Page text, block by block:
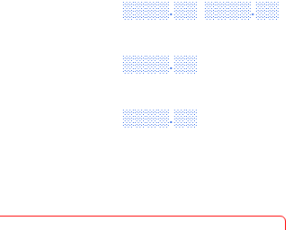
░░░░.░░ ░░░░.░░
░░░░.░░
░░░░.░░